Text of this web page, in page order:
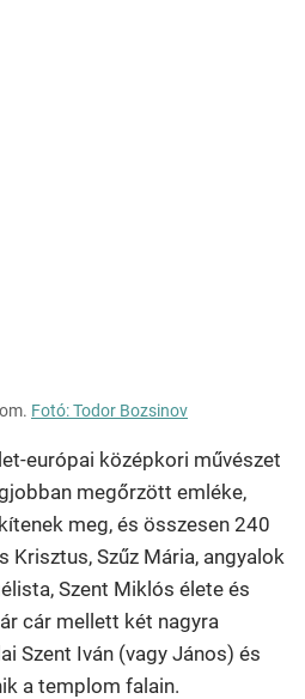
Fotó: Todor Bozsinov
európai középkori művészet
megőrzött emléke,
meg, és összesen 240
Krisztus, Szűz Mária, angyalok
Szent Miklós élete és
cár mellett két nagyra
Szent Iván (vagy János) és
a templom falain.